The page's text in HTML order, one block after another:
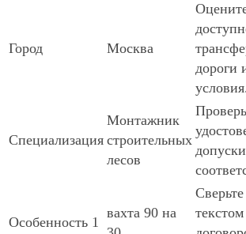
Город Москва
дороги
Специализация
Монтажник
строительных
лесов
Особенность 1
вахта 90 на